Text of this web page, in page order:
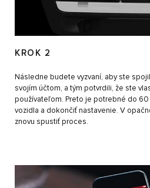
KROK 2
Následne budete vyzvaní, aby ste
svojím účtom, a tým potvrdili, že ste
používateľom. Preto je potrebné do
vozidla a dokončiť nastavenie. V
znovu spustiť proces.